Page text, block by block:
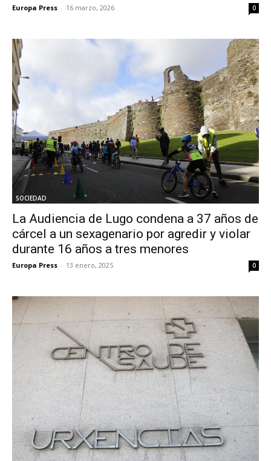
Europa Press - 16 marzo, 2026 0
SOCIEDAD
La Audiencia de Lugo condena a 37 años de
cárcel a un sexagenario por agredir y violar
durante 16 años a tres menores
Europa Press - 13 enero, 2025 0